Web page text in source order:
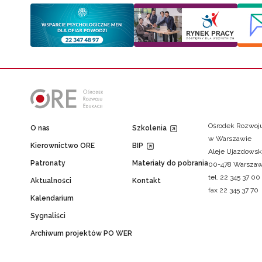
O nas
Kierownictwo ORE
Patronaty
Aktualności
Kalendarium
Sygnaliści
Archiwum projektów PO WER
Szkolenia
BIP
Materiały do pobrania
Kontakt
Ośrodek
w Warszawie
Aleje
00-478
tel. 22 345 37 00
fax 22 345 37 70